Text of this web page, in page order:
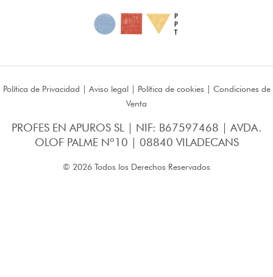
Política de Privacidad | Aviso legal| Política de cookies | Condiciones de
Venta
PROFES EN APUROS SL | NIF: B67597468 | AVDA.
OLOF PALME Nº10 | 08840 VILADECANS
© 2026 Todos los Derechos Reservados